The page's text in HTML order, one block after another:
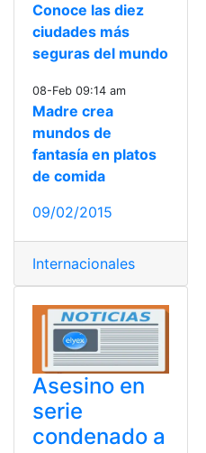
Conoce las diez
ciudades más
seguras del mundo
08-Feb 09:14 am
Madre crea
mundos de
fantasía en platos
de comida
09/02/2015
Internacionales
Asesino en
serie
condenado a